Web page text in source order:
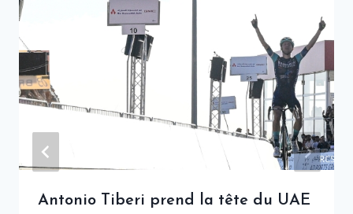
Antonio Tiberi prend la tête du UAE